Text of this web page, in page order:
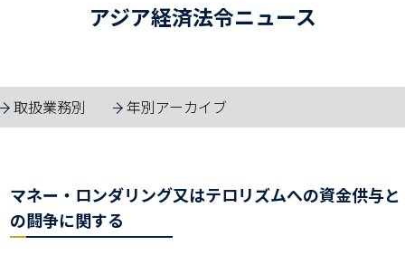
アジア経済法令ニュース
取扱業務別 年別アーカイブ
マネー・ロンダリング又はテロリズムへの資金供与と
の闘争に関する